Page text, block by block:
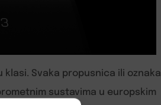
Svaka propusnica ili oznaka
sustavima u europskim